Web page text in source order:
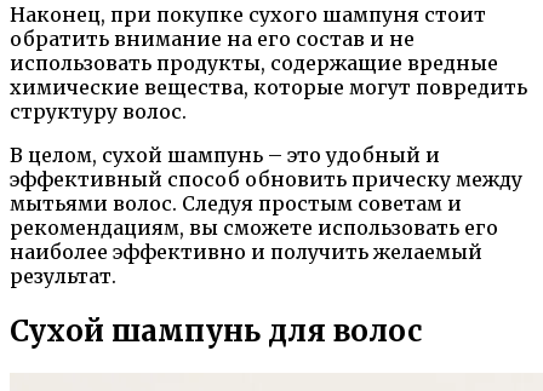
Наконец, при покупке сухого шампуня стоит
обратить внимание на его состав и не
использовать продукты, содержащие вредные
химические вещества, которые могут повредить
структуру волос.
В целом, сухой шампунь – это удобный и
эффективный способ обновить прическу между
мытьями волос. Следуя простым советам и
рекомендациям, вы сможете использовать его
наиболее эффективно и получить желаемый
результат.
Сухой шампунь для волос